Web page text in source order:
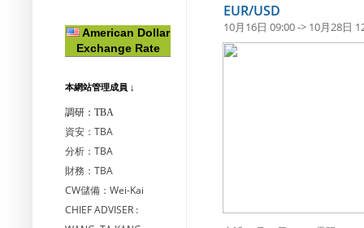
EUR/USD
10月16日 09:00 -> 10月28日
American Dollar
Exchange Rate
本網站管理成員 ↓
調研：TBA
資安：TBA
分析：TBA
財務：TBA
CW儲備：Wei-Kai
CHIEF ADVISER :